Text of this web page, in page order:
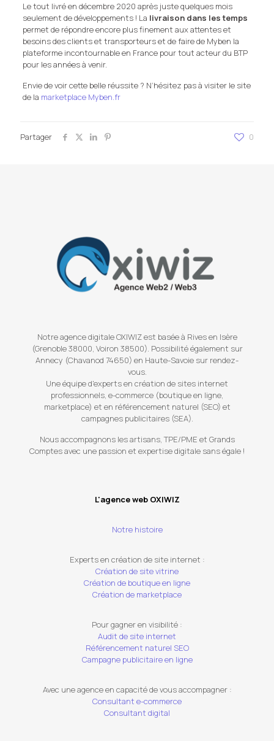
Le tout livré en décembre 2020 après juste quelques mois
seulement de développements ! La livraison dans les temps
permet de répondre encore plus finement aux attentes et
besoins des clients et transporteurs et de faire de Myben la
plateforme incontournable en France pour tout acteur du BTP
pour les années à venir.
Envie de voir cette belle réussite ? N’hésitez pas à visiter le site
de la marketplace Myben.fr
Partager 0
Notre agence digitale OXIWIZ est basée à Rives en Isère
(Grenoble 38000, Voiron 38500). Possibilité également sur
Annecy (Chavanod 74650) en Haute-Savoie sur rendez-
vous.
Une équipe d'experts en création de sites internet
professionnels, e-commerce (boutique en ligne,
marketplace) et en référencement naturel (SEO) et
campagnes publicitaires (SEA).
Nous accompagnons les artisans, TPE/PME et Grands
Comptes avec une passion et expertise digitale sans égale !
L'agence web OXIWIZ
Notre histoire
Experts en création de site internet :
Création de site vitrine
Création de boutique en ligne
Création de marketplace
Pour gagner en visibilité :
Audit de site internet
Référencement naturel SEO
Campagne publicitaire en ligne
Avec une agence en capacité de vous accompagner :
Consultant e-commerce
Consultant digital